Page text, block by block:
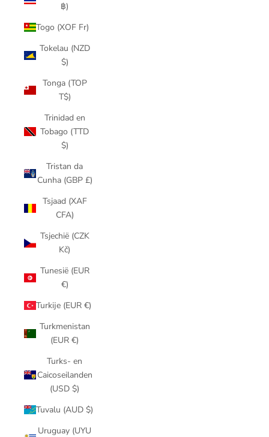
฿)
Togo (XOF Fr)
Tokelau (NZD
$)
Tonga (TOP
T$)
Trinidad en
Tobago (TTD
$)
Tristan da
Cunha (GBP £)
Tsjaad (XAF
CFA)
Tsjechië (CZK
Kč)
Tunesië (EUR
€)
Turkije (EUR €)
Turkmenistan
(EUR €)
Turks- en
Caicoseilanden
(USD $)
Tuvalu (AUD $)
Uruguay (UYU